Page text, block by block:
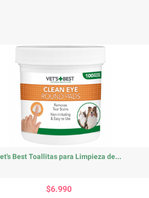
Best Toallitas para Limpieza de...
$6.990